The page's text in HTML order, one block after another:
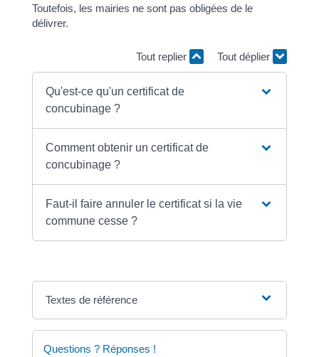
Toutefois, les mairies ne sont pas obligées de le
délivrer.
Tout replier Tout déplier
Qu'est-ce qu'un certificat de
concubinage ?
Comment obtenir un certificat de
concubinage ?
Faut-il faire annuler le certificat si la vie
commune cesse ?
Textes de référence
Questions ? Réponses !